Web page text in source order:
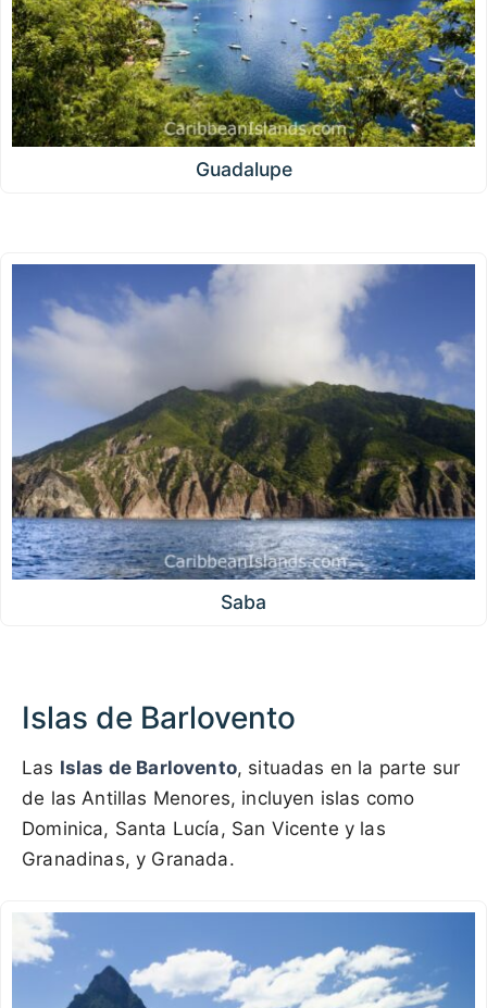
Guadalupe
Saba
Islas de Barlovento
Las Islas de Barlovento, situadas en la parte sur
de las Antillas Menores, incluyen islas como
Dominica, Santa Lucía, San Vicente y las
Granadinas, y Granada.